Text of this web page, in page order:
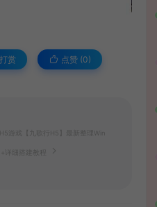
打赏 点赞 (0)
游戏【九歌行H5】最新整理Win
详细搭建教程